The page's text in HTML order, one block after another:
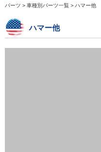
パーツ > 車種別パーツ一覧 > ハマー他
ハマー他